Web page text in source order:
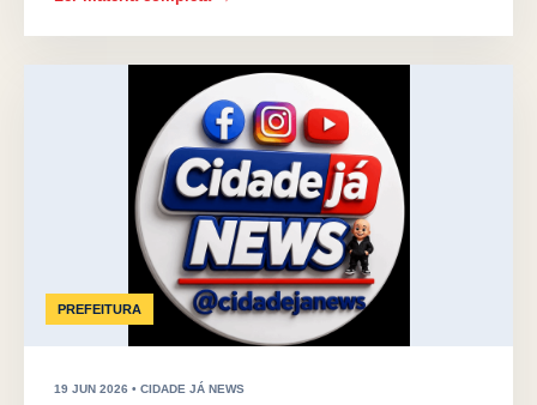
PREFEITURA
19 JUN 2026 • CIDADE JÁ NEWS